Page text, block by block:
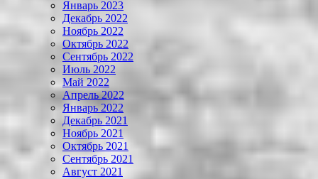
Январь 2023
Декабрь 2022
Ноябрь 2022
Октябрь 2022
Сентябрь 2022
Июль 2022
Май 2022
Апрель 2022
Январь 2022
Декабрь 2021
Ноябрь 2021
Октябрь 2021
Сентябрь 2021
Август 2021